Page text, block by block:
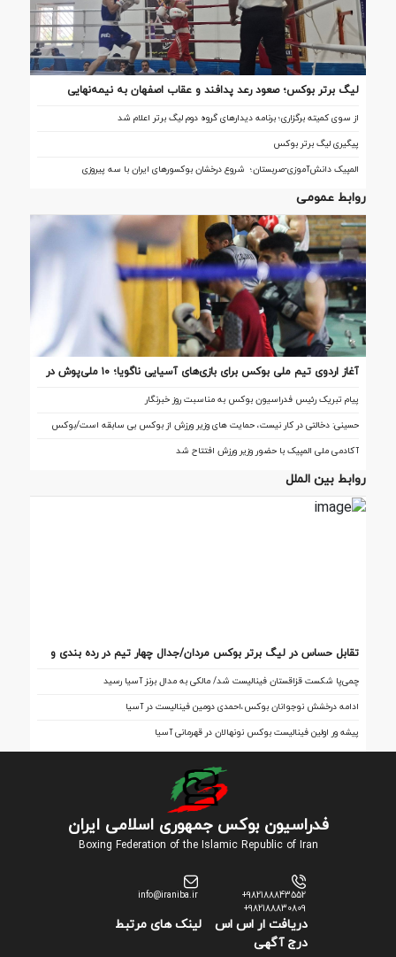
لیگ برتر بوکس؛ صعود رعد پدافند و عقاب اصفهان به نیمه‌نهایی
از سوی کمیته برگزاری؛ برنامه دیدارهای گروه دوم لیگ برتر اعلام شد
پیگیری لیگ برتر بوکس
المپیک دانش‌آموزی-صربستان؛ شروع درخشان بوکسورهای ایران با سه پیروزی
روابط عمومی
آغاز اردوی تیم ملی بوکس برای بازی‌های آسیایی ناگویا؛ ۱۰ ملی‌پوش در
پیام تبریک رئیس فدراسیون بوکس به مناسبت روز خبرنگار
حسینی: دخالتی در کار نیست، حمایت های وزیر ورزش از بوکس بی سابقه است/بوکس
بعد از ۸۵ سال با حمایت دنیا مالی صاحب خانه می شود
آکادمی ملی المپیک با حضور وزیر ورزش افتتاح شد
روابط بین الملل
تقابل‌ حساس در لیگ برتر بوکس مردان/جدال چهار تیم در رده بندی و
چمی‌پا شکست قزاقستان فینالیست شد/ مالکی به مدال برنز آسیا رسید
ادامه درخشش نوجوانان بوکس،احمدی دومین فینالیست در آسیا
پیشه ور اولین فینالیست بوکس نونهالان در قهرمانی آسیا
فدراسیون بوکس جمهوری اسلامی ایران
Boxing Federation of the Islamic Republic of Iran
+982188843552
+982188830809
info@iraniba.ir
دریافت ار اس اس
درج آگهی
لینک های مرتبط